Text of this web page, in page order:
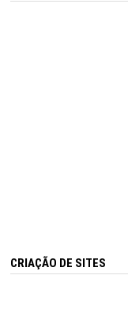
CRIAÇÃO DE SITES